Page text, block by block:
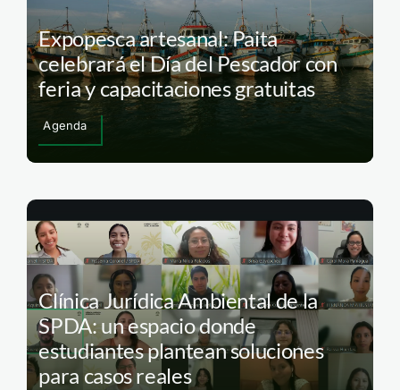
Expopesca artesanal: Paita
celebrará el Día del Pescador con
feria y capacitaciones gratuitas
Agenda
Clínica Jurídica Ambiental de la
SPDA: un espacio donde
estudiantes plantean soluciones
para casos reales